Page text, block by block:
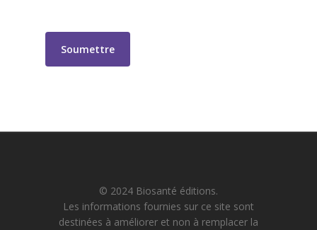
© 2024 Biosanté éditions.
Les informations fournies sur ce site sont
destinées à améliorer et non à remplacer la